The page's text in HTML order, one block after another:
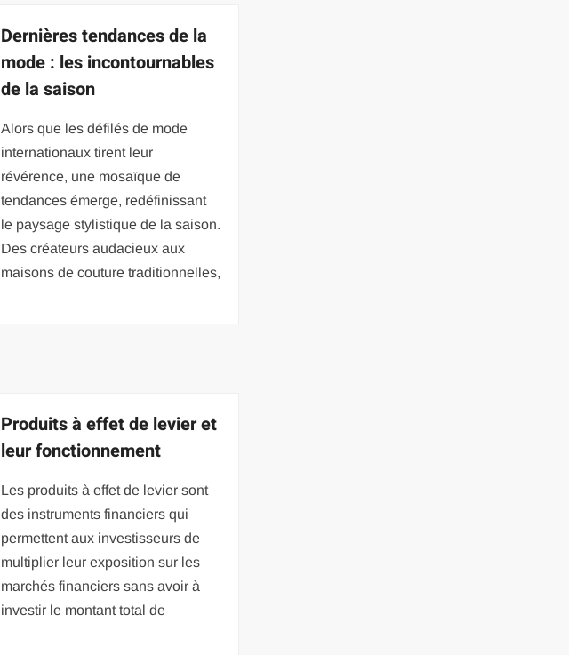
Dernières tendances de la
mode : les incontournables
de la saison
Alors que les défilés de mode
internationaux tirent leur
révérence, une mosaïque de
tendances émerge, redéfinissant
le paysage stylistique de la saison.
Des créateurs audacieux aux
maisons de couture traditionnelles,
Produits à effet de levier et
leur fonctionnement
Les produits à effet de levier sont
des instruments financiers qui
permettent aux investisseurs de
multiplier leur exposition sur les
marchés financiers sans avoir à
investir le montant total de